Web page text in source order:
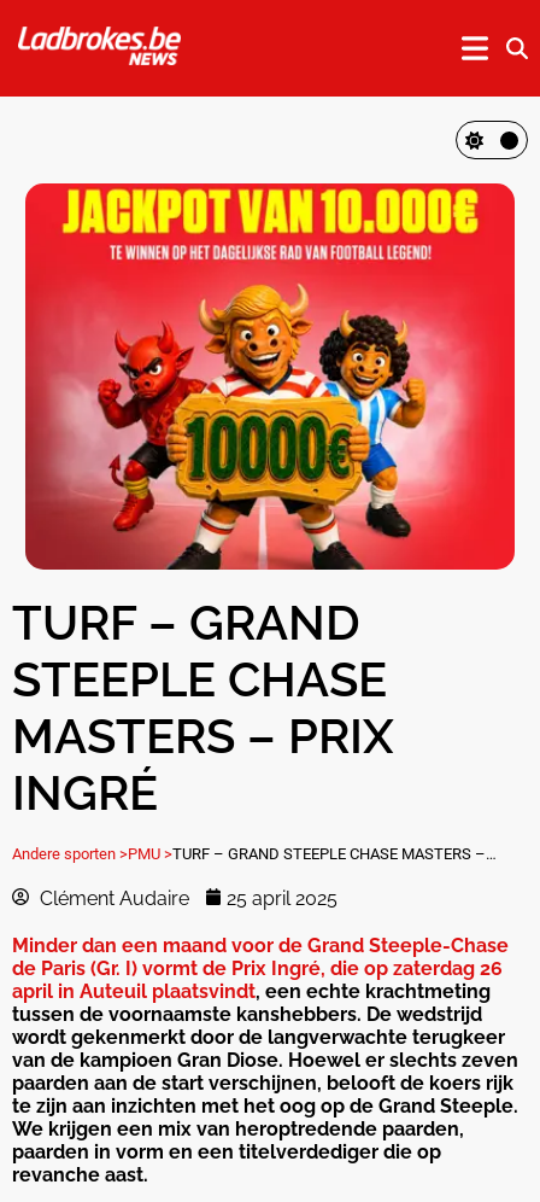
TURF – GRAND
STEEPLE CHASE
MASTERS – PRIX
INGRÉ
Andere sporten >PMU > TURF – GRAND STEEPLE CHASE MASTERS – PRIX INGRÉ
Clément Audaire 25 april 2025
Minder dan een maand voor de Grand Steeple-Chase
de Paris (Gr. I) vormt de Prix Ingré, die op zaterdag 26
april in Auteuil plaatsvindt, een echte krachtmeting
tussen de voornaamste kanshebbers. De wedstrijd
wordt gekenmerkt door de langverwachte terugkeer
van de kampioen Gran Diose. Hoewel er slechts zeven
paarden aan de start verschijnen, belooft de koers rijk
te zijn aan inzichten met het oog op de Grand Steeple.
We krijgen een mix van heroptredende paarden,
paarden in vorm en een titelverdediger die op
revanche aast.